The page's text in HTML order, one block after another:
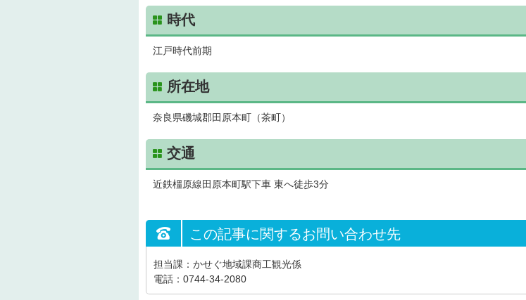
時代
江戸時代前期
所在地
奈良県磯城郡田原本町（茶町）
交通
近鉄橿原線田原本町駅下車 東へ徒歩3分
この記事に関するお問い合わせ先
担当課：かせぐ地域課商工観光係
電話：0744-34-2080